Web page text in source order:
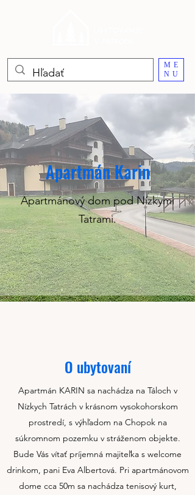
ME
NU
Apartmán Karin
Apartmánový dom pod Nízkymi
Tatrami.
O ubytovaní
Apartmán KARIN sa nachádza na Táloch v
Nízkych Tatrách v krásnom vysokohorskom
prostredí, s výhľadom na Chopok na
súkromnom pozemku v stráženom objekte.
Bude Vás vítať príjemná majiteľka s welcome
drinkom, pani Eva Albertová. Pri apartmánovom
dome cca 50m sa nachádza tenisový kurt,